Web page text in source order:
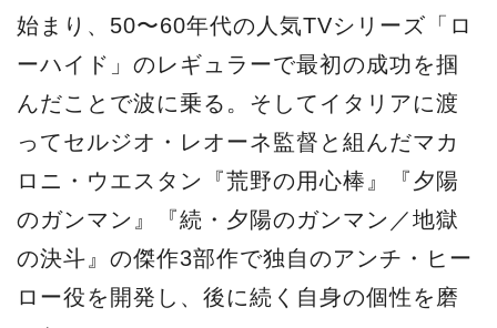
始まり、50〜60年代の人気TVシリーズ「ロ
ーハイド」のレギュラーで最初の成功を掴
んだことで波に乗る。そしてイタリアに渡
ってセルジオ・レオーネ監督と組んだマカ
ロニ・ウエスタン『荒野の用心棒』『夕陽
のガンマン』『続・夕陽のガンマン／地獄
の決斗』の傑作3部作で独自のアンチ・ヒー
ロー役を開発し、後に続く自身の個性を磨